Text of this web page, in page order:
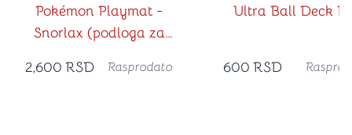
Pokémon Playmat -
Snorlax (podloga za
2,600 RSD Rasprodato
Ultra Ball Deck
600 RSD